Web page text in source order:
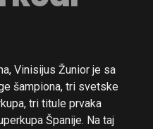
Vinisijus Žunior je sa
šampiona, tri svetske
tri titule prvaka
Španije. Na taj